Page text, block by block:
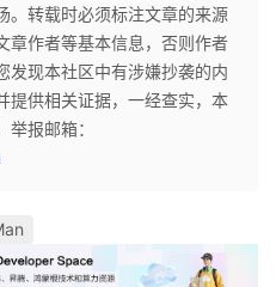
。转载时必须标注文章的来源
章作者等基本信息，否则作者
发现本社区中有涉嫌抄袭的内
提供相关证据，一经查实，本
报邮箱：